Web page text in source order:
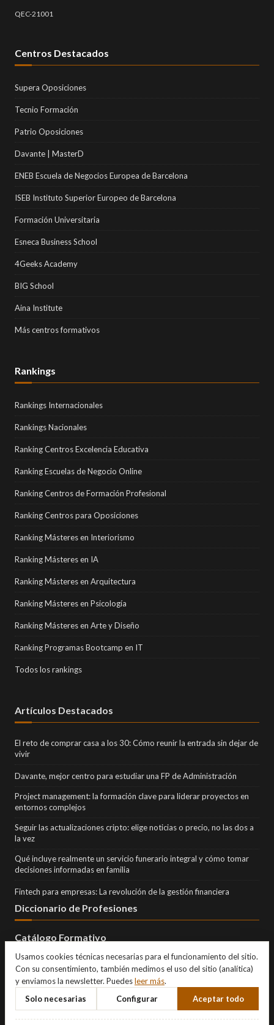
QEC-21001
Centros Destacados
Supera Oposiciones
Tecnio Formación
Patrio Oposiciones
Davante | MasterD
ENEB Escuela de Negocios Europea de Barcelona
ISEB Instituto Superior Europeo de Barcelona
Formación Universitaria
Esneca Business School
4Geeks Academy
BIG School
Aina Institute
Más centros formativos
Rankings
Rankings Internacionales
Rankings Nacionales
Ranking Centros Excelencia Educativa
Ranking Escuelas de Negocio Online
Ranking Centros de Formación Profesional
Ranking Centros para Oposiciones
Ranking Másteres en Interiorismo
Ranking Másteres en IA
Ranking Másteres en Arquitectura
Ranking Másteres en Psicología
Ranking Másteres en Arte y Diseño
Ranking Programas Bootcamp en IT
Todos los rankings
Artículos Destacados
El reto de comprar casa a los 30: Cómo reunir la entrada sin dejar de
vivir
Davante, mejor centro para estudiar una FP de Administración
Project management: la formación clave para liderar proyectos en
entornos complejos
Seguir las actualizaciones cripto: elige noticias o precio, no las dos a
la vez
Qué incluye realmente un servicio funerario integral y cómo tomar
decisiones informadas en familia
Fintech para empresas: La revolución de la gestión financiera
Diccionario de Profesiones
Catálogo Formativo
Usamos cookies técnicas necesarias para el funcionamiento del sitio.
Con su consentimiento, también medimos el uso del sitio (analítica)
y enviamos la newsletter. Puedesleer más.
Solo necesarias
Configurar Aceptar todo